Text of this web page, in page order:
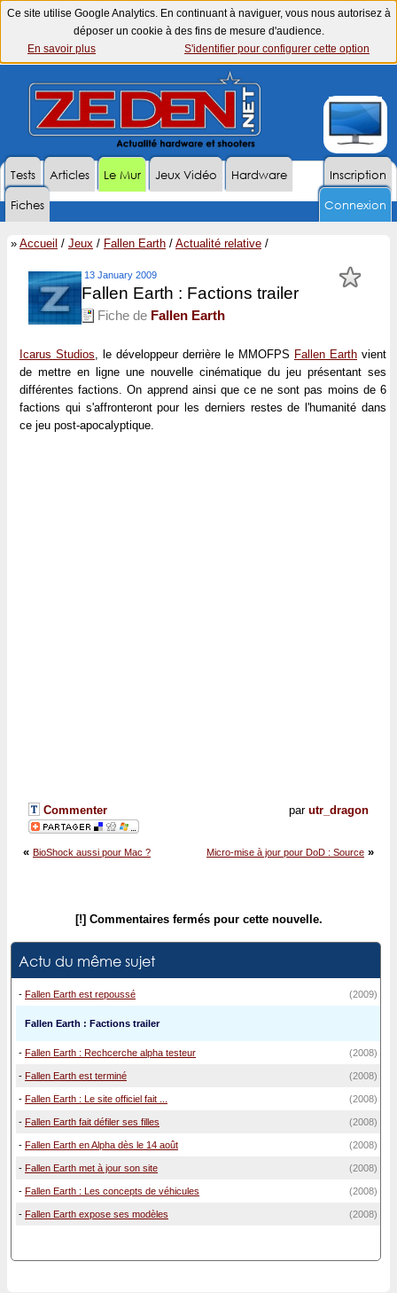
Ce site utilise Google Analytics. En continuant à naviguer, vous nous autorisez à
déposer un cookie à des fins de mesure d'audience.
En savoir plus
S'identifier pour configurer cette option
Inscription
Tests Articles Le Mur Jeux Vidéo
Hardware
Fiches
Connexion
» Accueil / Jeux / Fallen Earth / Actualité relative /
13 January 2009
Fallen Earth : Factions trailer
Fiche de Fallen Earth
Icarus Studios, le développeur derrière le MMOFPS Fallen Earth vient
de mettre en ligne une nouvelle cinématique du jeu présentant ses
différentes factions. On apprend ainsi que ce ne sont pas moins de 6
factions qui s'affronteront pour les derniers restes de l'humanité dans
ce jeu post-apocalyptique.
par utr_dragon
Commenter
Micro-mise à jour pour DoD : Source »
« BioShock aussi pour Mac ?
[!] Commentaires fermés pour cette nouvelle.
Actu du même sujet
- Fallen Earth est repoussé (2009)
Fallen Earth : Factions trailer
- Fallen Earth : Rechcerche alpha testeur (2008)
- Fallen Earth est terminé (2008)
- Fallen Earth : Le site officiel fait ... (2008)
- Fallen Earth fait défiler ses filles (2008)
- Fallen Earth en Alpha dès le 14 août (2008)
- Fallen Earth met à jour son site (2008)
- Fallen Earth : Les concepts de véhicules (2008)
- Fallen Earth expose ses modèles (2008)